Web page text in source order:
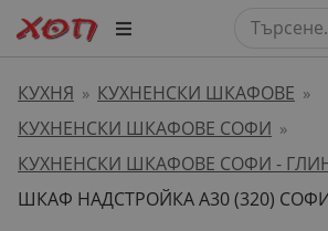
КУХНЯ » КУХНЕНСКИ ШКАФОВЕ »
КУХНЕНСКИ ШКАФОВЕ СОФИ »
КУХНЕНСКИ ШКАФОВЕ СОФИ -
ШКАФ НАДСТРОЙКА А30 (320)